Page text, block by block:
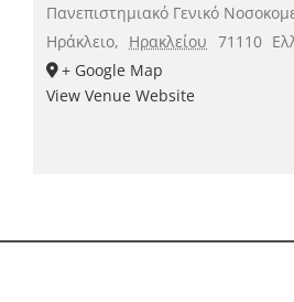
Πανεπιστημιακό Γενικό
Ηράκλειο, Ηρακλείου 71110
+ Google Map
View Venue Website